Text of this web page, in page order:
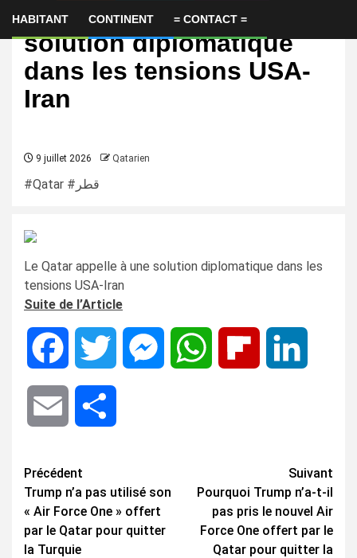
HABITANT CONTINENT = CONTACT =
Le Qatar appelle à une
solution diplomatique
dans les tensions USA-
Iran
9 juillet 2026 Qatarien
#Qatar #قطر
Le Qatar appelle à une solution diplomatique dans les
tensions USA-Iran
Suite de l’Article
Facebook Twitter MessengerWhatsApp Flipboard
Email
Navigation
d’article
Précédent
Trump n’a pas utilisé son
« Air Force One » offert
par le Qatar pour quitter
la Turquie
Suivant
Pourquoi Trump n’a-t-il
pas pris le nouvel Air
Force One offert par le
Qatar pour quitter la